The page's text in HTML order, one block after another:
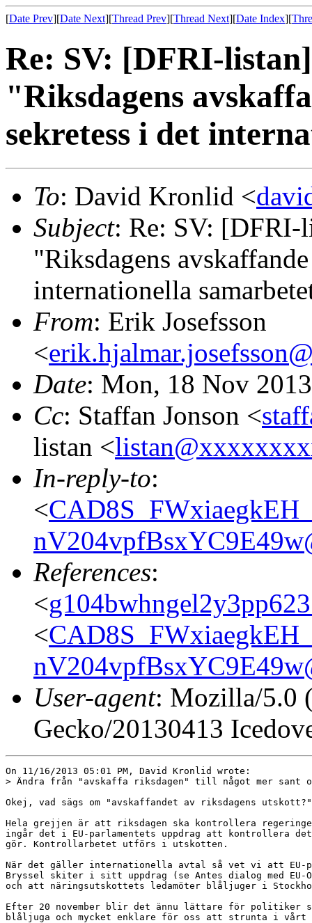
[Date Prev][Date Next][Thread Prev][Thread Next][Date Index][
Re: SV: [DFRI-
"Riksdagens
sekretess i det
To: David Kronlid <
Subject: Re: SV: [DFRI-
"Riksdagens
internationella
From: Erik Josefsson
<
Date: Mon, 18 Nov
Cc: Staffan Jonson <
listan <
In-reply-to:
<
References:
<
<
User-agent: Mozilla/5.0
Gecko/20130413
On 11/16/2013 05:01 PM, David Kronlid wrote:
> Ändra från "avskaffa riksdagen" till något mer sant
Okej, vad sägs om "avskaffandet av riksdagens
Hela grejjen är att riksdagen ska kontrollera
ingår det i EU-parlamentets uppdrag att kontrollera det
gör. Kontrollarbetet utförs i utskotten.
När det gäller internationella avtal så vet vi att EU-
Bryssel skiter i sitt uppdrag (se Antes dialog med EU-
och att näringsutskottets ledamöter blåljuger i
Efter 20 november blir det ännu lättare för politiker
blåljuga och mycket enklare för oss att strunta i vårt